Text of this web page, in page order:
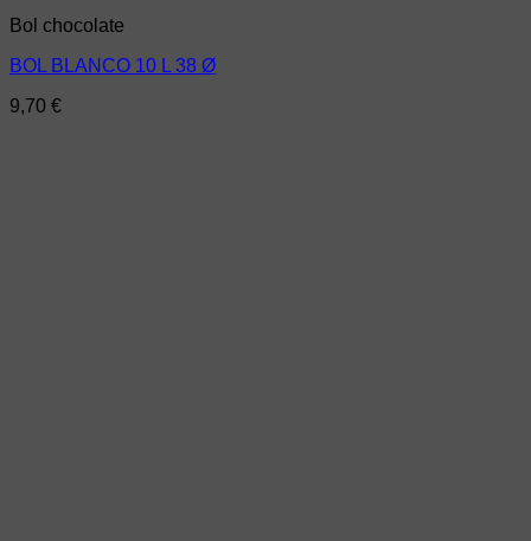
Bol chocolate
BOL BLANCO 10 L 38 Ø
9,70 €